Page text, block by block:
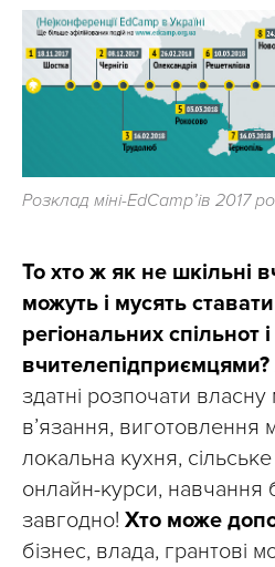
Розклад міні-EdCamp’ів 2017
То хто ж як не шкільні
можуть і мусять
регіональних спільнот і
вчителепідприємцями?
здатні розпочати
в’язання, виготовлення
локальна кухня,
онлайн-курси, навчання
завгодно! Хто може
бізнес, влада, грантові